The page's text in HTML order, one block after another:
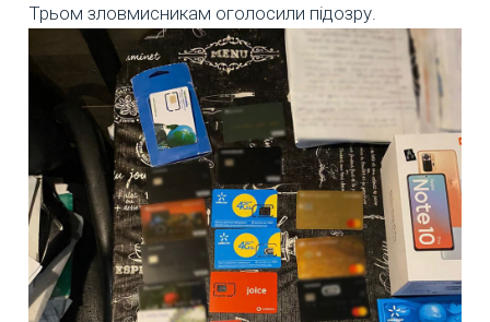
Трьом зловмисникам оголосили підозру.